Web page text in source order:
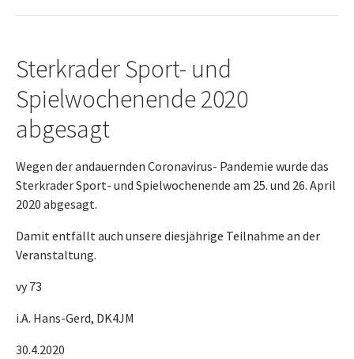
Sterkrader Sport- und
Spielwochenende 2020
abgesagt
Wegen der andauernden Coronavirus- Pandemie wurde das
Sterkrader Sport- und Spielwochenende am 25. und 26. April
2020 abgesagt.
Damit entfällt auch unsere diesjährige Teilnahme an der
Veranstaltung.
vy 73
i.A. Hans-Gerd, DK4JM
30.4.2020